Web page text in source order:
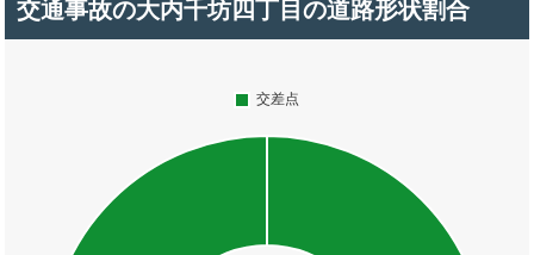
交通事故の大内千坊四丁目の道路形状割合